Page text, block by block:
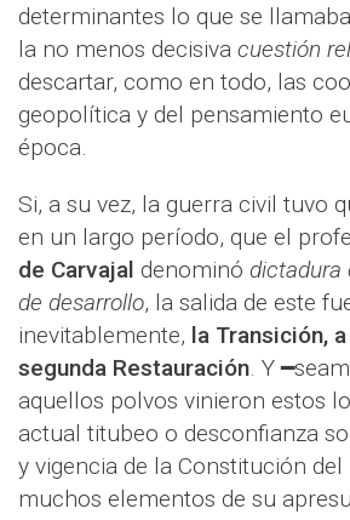
determinantes lo que se llamaba
la no menos decisiva cuestión
descartar, como en todo, las
geopolítica y del pensamiento
época.
Si, a su vez, la guerra civil tuvo
en un largo período, que el
de Carvajal denominó dictadura
de desarrollo, la salida de este
inevitablemente, la Transición,
segunda Restauración. Y
aquellos polvos vinieron estos
actual titubeo o desconfianza
y vigencia de la Constitución del
muchos elementos de su